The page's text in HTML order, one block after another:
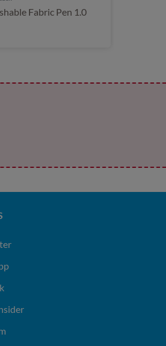
Fabric Pen 1.0